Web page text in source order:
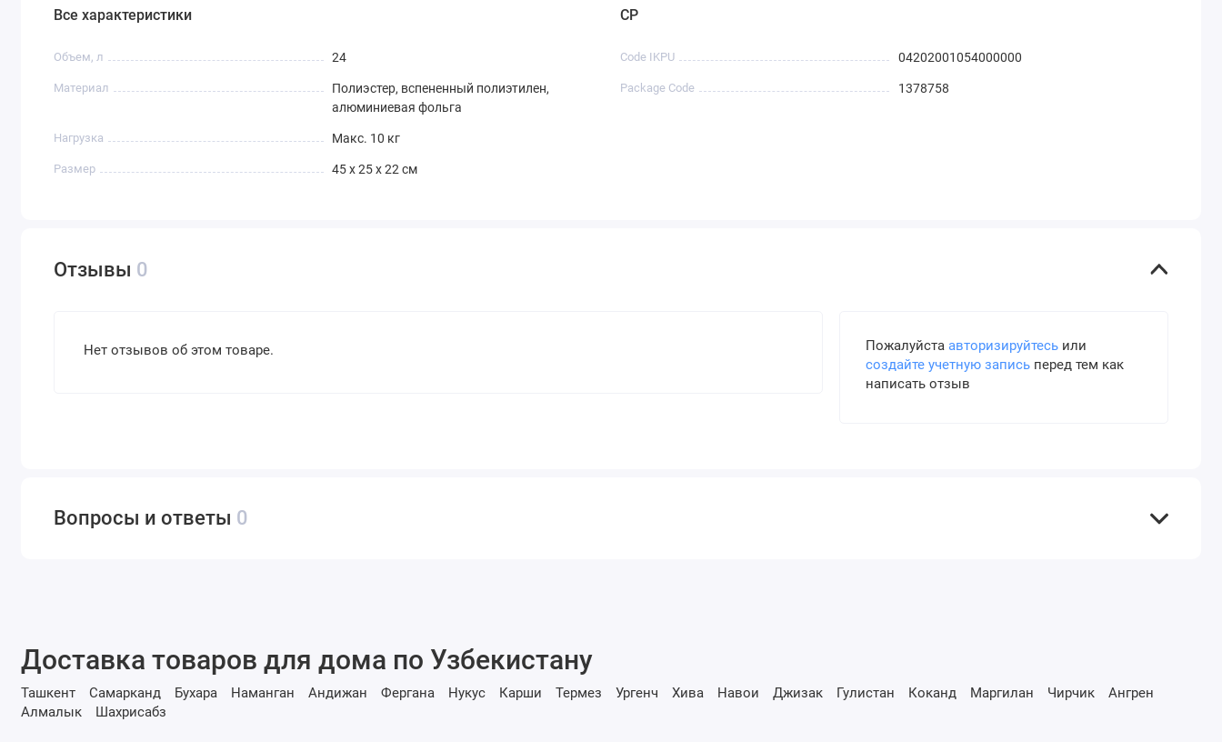
Все характеристики
Объем, л 24
Материал
Полиэстер, вспененный полиэтилен,
алюминиевая фольга
Нагрузка Макс. 10 кг
Размер 45 х 25 х 22 см
CP
Code IKPU 04202001054000000
Package Code 1378758
Отзывы 0
Нет отзывов об этом товаре. Пожалуйста авторизируйтесьили
создайте учетную записьперед тем как
написать отзыв
Вопросы и ответы 0
Доставка товаров для дома по Узбекистану
Ташкент Самарканд Бухара Наманган Андижан Фергана Нукус Карши Термез Ургенч Хива Навои Джизак Гулистан Коканд Маргилан Чирчик
Ангрен
Алмалык
Шахрисабз